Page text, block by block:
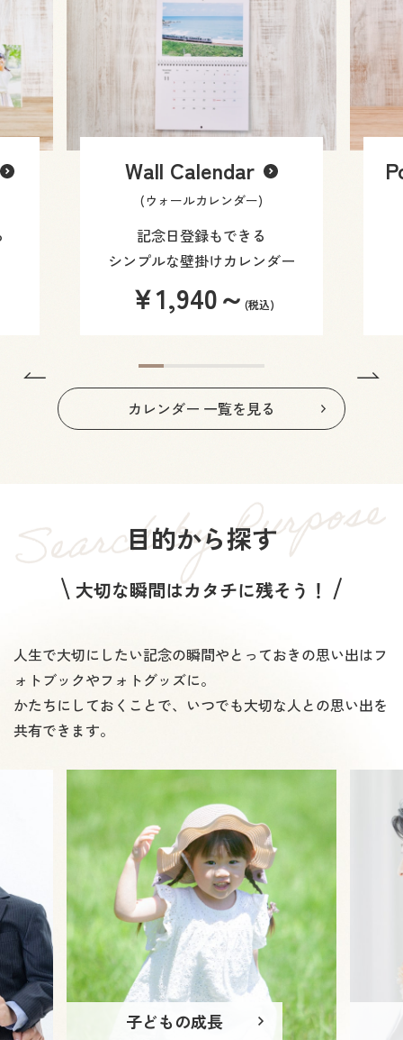
Wall Calendar
(ウォールカレンダー)
記念日登録もできる
シンプルな壁掛けカレンダー
￥1,940～ (税込)
カレンダー 一覧を見る
目的から探す
大切な瞬間はカタチに残そう！
人生で大切にしたい記念の瞬間やとっておきの思い出はフ
ォトブックやフォトグッズに。
かたちにしておくことで、いつでも大切な人との思い出を
共有できます。
子どもの成長